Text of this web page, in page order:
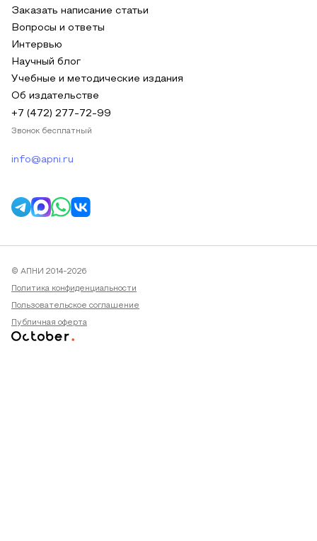
Заказать написание статьи
Вопросы и ответы
Интервью
Научный блог
Учебные и методические издания
Об издательстве
+7 (472) 277-72-99
Звонок бесплатный
info@apni.ru
© АПНИ 2014-2026
Политика конфиденциальности
Пользовательское соглашение
Публичная оферта